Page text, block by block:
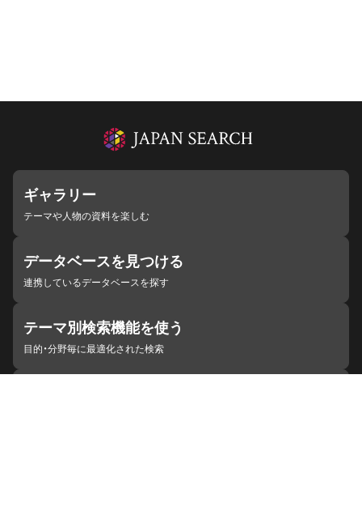
ギャラリー
テーマや人物の資料を楽しむ
データベースを見つける
連携しているデータベースを探す
テーマ別検索機能を使う
目的・分野毎に最適化された検索